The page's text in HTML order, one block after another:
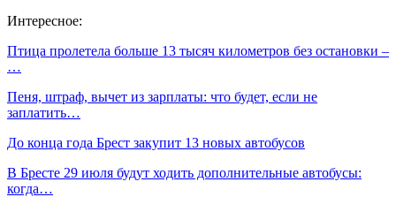
Интересное:
Птица пролетела больше 13 тысяч километров без остановки –
…
Пеня, штраф, вычет из зарплаты: что будет, если не
заплатить…
До конца года Брест закупит 13 новых автобусов
В Бресте 29 июля будут ходить дополнительные автобусы:
когда…